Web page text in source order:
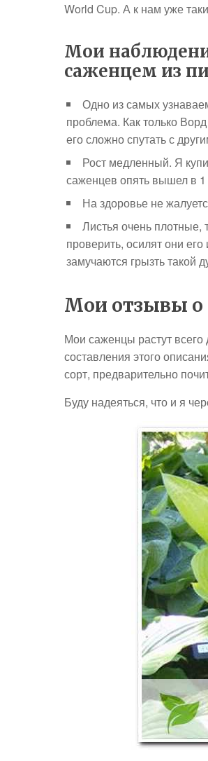
World Cup. А к нам уже
Мои
саженцем из
Одно из самых
проблема. Как только
его сложно спутать с
Рост медленный. Я
саженцев опять вышел в 1
На здоровье не
Листья очень плотные,
проверить, осилят они его
замучаются грызть такой
Мои отзывы о
Мои саженцы растут всего
составления этого
сорт, предварительно
Буду надеяться, что и я